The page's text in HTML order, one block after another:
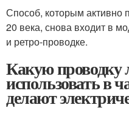
Способ, которым активно
20 века, снова входит в
и ретро-проводке.
Какую проводку
использовать в
делают